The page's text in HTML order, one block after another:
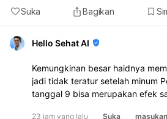
Suka Bagikan
Hello Sehat AI
Kemungkinan besar haidnya
jadi tidak teratur setelah minum
tanggal 9 bisa merupakan efek
23 jam yang lalu Suka masukan